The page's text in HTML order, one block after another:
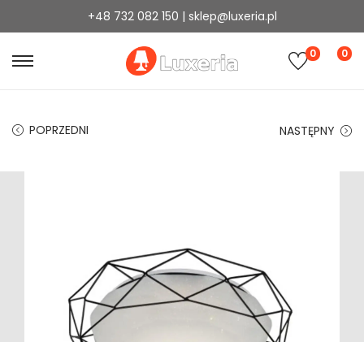
+48 732 082 150 | sklep@luxeria.pl
0 0
POPRZEDNI NASTĘPNY